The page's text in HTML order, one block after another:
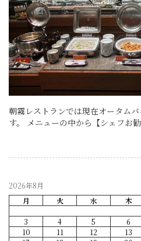
朝霧レストランでは現在オータム
す。 メニューの中から【シェフお
2026年8月
月
火 水 木
3
4 5 6
10
11 12 13